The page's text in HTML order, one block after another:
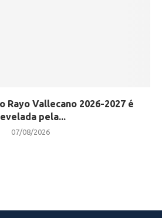
Rayo Vallecano 2026-2027 é
pela...
07/08/2026